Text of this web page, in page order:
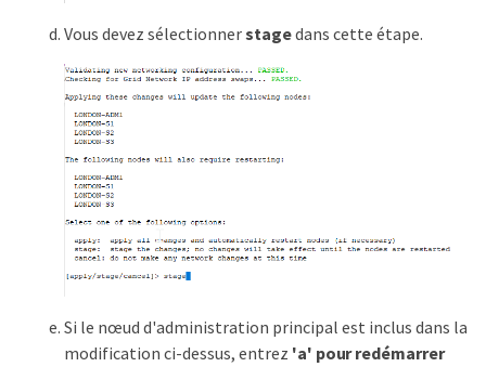
Vous devez sélectionnerstagedans cette étape.
Si le nœud d'administration principal est inclus dans la
modification ci-dessus, entrez 'a' pour redémarrer